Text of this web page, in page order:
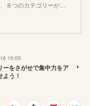
８つのカテゴリーが…
15:05
ーをさがせで集中力をア
よう！